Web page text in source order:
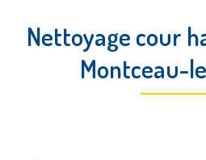
Nettoyage cour
Montceau-